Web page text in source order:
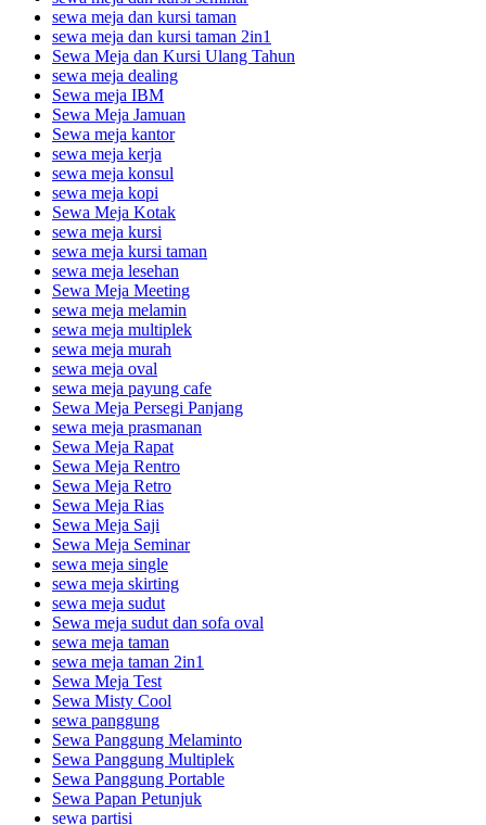
sewa meja dan kursi taman
sewa meja dan kursi taman 2in1
Sewa Meja dan Kursi Ulang Tahun
sewa meja dealing
Sewa meja IBM
Sewa Meja Jamuan
Sewa meja kantor
sewa meja kerja
sewa meja konsul
sewa meja kopi
Sewa Meja Kotak
sewa meja kursi
sewa meja kursi taman
sewa meja lesehan
Sewa Meja Meeting
sewa meja melamin
sewa meja multiplek
sewa meja murah
sewa meja oval
sewa meja payung cafe
Sewa Meja Persegi Panjang
sewa meja prasmanan
Sewa Meja Rapat
Sewa Meja Rentro
Sewa Meja Retro
Sewa Meja Rias
Sewa Meja Saji
Sewa Meja Seminar
sewa meja single
sewa meja skirting
sewa meja sudut
Sewa meja sudut dan sofa oval
sewa meja taman
sewa meja taman 2in1
Sewa Meja Test
Sewa Misty Cool
sewa panggung
Sewa Panggung Melaminto
Sewa Panggung Multiplek
Sewa Panggung Portable
Sewa Papan Petunjuk
sewa partisi